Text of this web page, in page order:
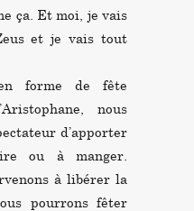
ça. Et moi, je vais
et je vais tout
forme de fête
nous
d’apporter
ou à manger.
à libérer la
pourrons fêter